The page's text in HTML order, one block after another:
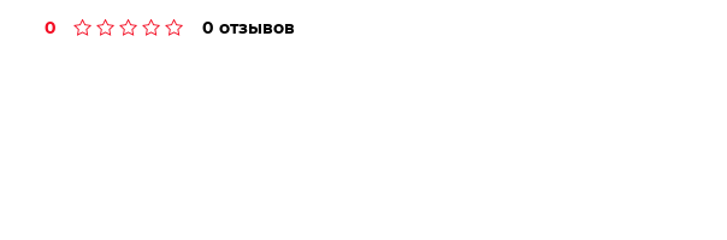
0
0 отзывов